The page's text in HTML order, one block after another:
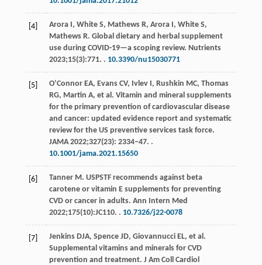
[4] Arora , White S, Mathews R, Arora , White S,
Mathews R. Global dietary and herbal supplement
use during COVID-19—a scoping review. Nutrients
2023;15(3):771. . 10.3390/nu15030771
[5] O’Connor EA, Evans CV, Ivlev , Rushkin MC, Thomas
RG, Martin A, et al. Vitamin and mineral supplements
for the primary prevention of cardiovascular disease
and cancer: updated evidence report and systematic
review for the US preventive services task force.
JAMA 2022;327(23): 2334‒47. .
10.1001/jama.2021.15650
[6] Tanner M . USPSTF recommends against beta
carotene or vitamin E supplements for preventing
CVD or cancer in adults. Ann Intern Med
2022;175(10):JC110. . 10.7326/j22-0078
[7] Jenkins DJA, Spence JD, Giovannucci EL, et al.
Supplemental vitamins and minerals for CVD
prevention and treatment. J Am Coll Cardiol